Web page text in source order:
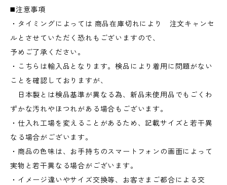
◼️注意事項
・タイミングによっては 商品在庫切れにより 注文キャンセ
ルとさせていただく恐れもございますので、
予めご了承ください。
・こちらは輸入品となります。検品により着用に問題がない
ことを確認しておりますが、
日本製とは検品基準が異なる為、新品未使用品でもごくわ
ずかな汚れやほつれがある場合もございます。
・仕入れ工場を変えることがあるため、記載サイズと若干異
なる場合がございます。
・商品の色味は、お手持ちのスマートフォンの画面によって
実物と若干異なる場合がございます。
・イメージ違いやサイズ交換等、お客さまご都合による交